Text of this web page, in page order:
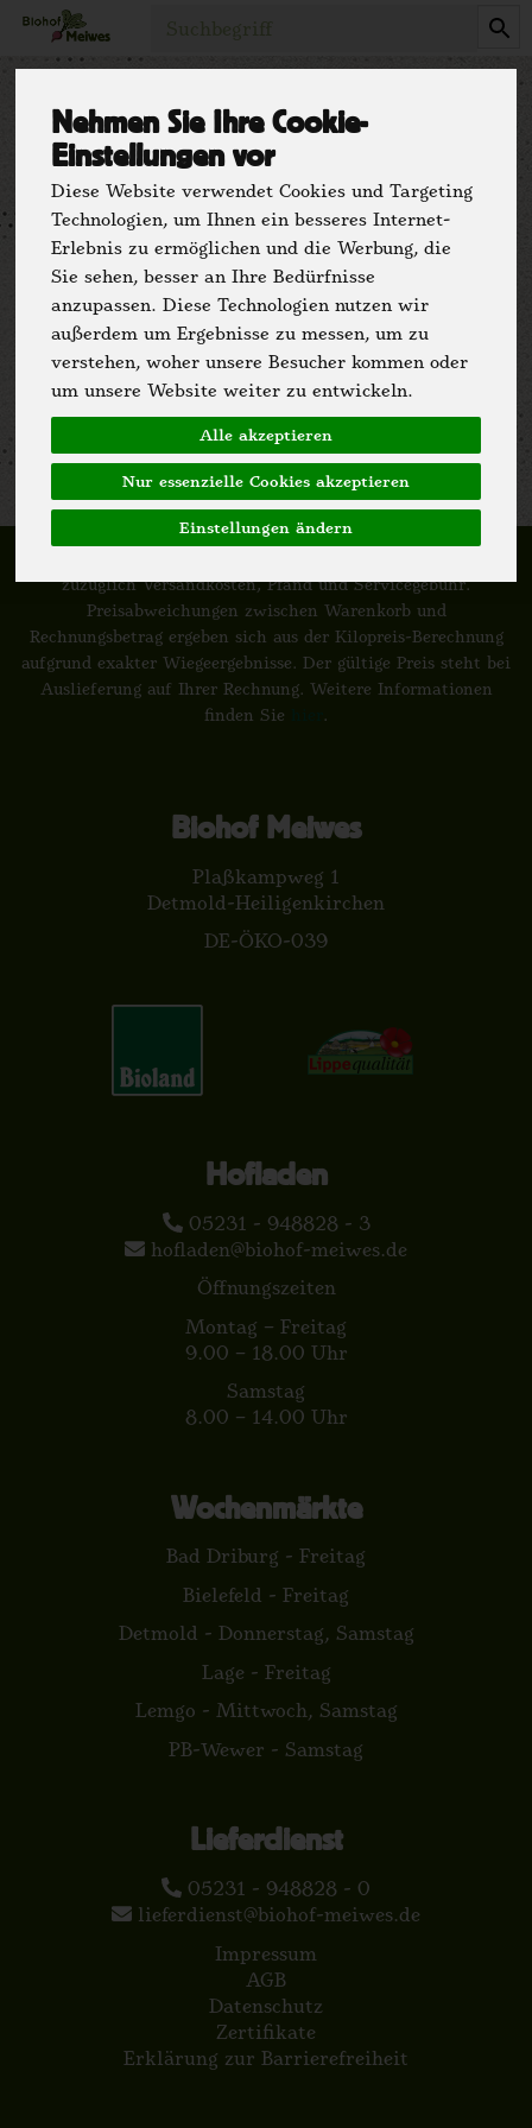
Nehmen Sie Ihre Cookie-
Einstellungen vor
Diese Website verwendet Cookies und Targeting
Technologien, um Ihnen ein besseres Internet-
Erlebnis zu ermöglichen und die Werbung, die
Sie sehen, besser an Ihre Bedürfnisse
anzupassen. Diese Technologien nutzen wir
außerdem um Ergebnisse zu messen, um zu
verstehen, woher unsere Besucher kommen oder
um unsere Website weiter zu entwickeln.
Alle akzeptieren
Nur essenzielle Cookies akzeptieren
Einstellungen ändern
Produkt
Impressum
Biohof Meiwes
Martin Meiwes
Plaßkampweg 1
32760 Detmold
05231 - 948828 - 0
www.biohof-meiwes.de/
zuzüglich Versandkosten, Pfand und Servicegebühr.
Preisabweichungen zwischen Warenkorb und
Rechnungsbetrag ergeben sich aus der Kilopreis-Berechnung
aufgrund exakter Wiegeergebnisse. Der gültige Preis steht bei
Auslieferung auf Ihrer Rechnung. Weitere Informationen
finden Sie
.
Biohof Meiwes
Plaßkampweg 1
Detmold-Heiligenkirchen
DE-ÖKO-039
Hofladen
05231 - 948828 - 3
hofladen@biohof-meiwes.de
Öffnungszeiten
Montag – Freitag
9.00 – 18.00 Uhr
Samstag
8.00 – 14.00 Uhr
Wochenmärkte
Bad Driburg - Freitag
Bielefeld - Freitag
Detmold - Donnerstag, Samstag
Lage - Freitag
Lemgo - Mittwoch, Samstag
PB-Wewer - Samstag
Lieferdienst
05231 - 948828 - 0
lieferdienst@biohof-meiwes.de
Impressum
AGB
Datenschutz
Zertifikate
Erklärung zur Barrierefreiheit